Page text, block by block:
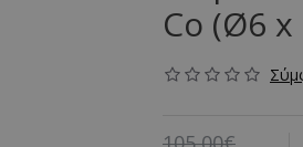
Co (Ø6 x